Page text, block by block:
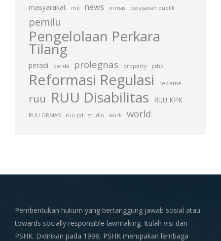
masyarakat mk news ormas pelayanan publik
pemilu
Pengelolaan Perkara
Tilang
peradi perda prolegnas property pshk
Reformasi Regulasi reklame
ruu RUU Disabilitas RUU KPK
RUU ORMAS ruu pd studio work world
Pembentukan hukum yang bertanggung jawab sosial atau
towards socially responsible lawmaking. Itulah visi dari
PSHK. Didirikan pada 1998, PSHK merupakan lembaga